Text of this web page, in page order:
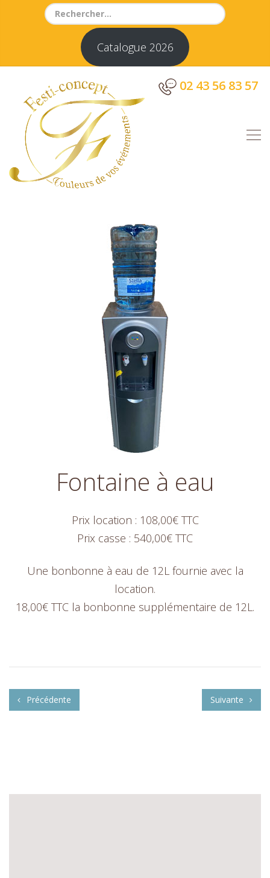
Search
Catalogue 2026
02 43 56 83 57
Fontaine à eau
Prix location : 108,00€ TTC
Prix casse : 540,00€ TTC
Une bonbonne à eau de 12L fournie avec la
location.
18,00€ TTC la bonbonne supplémentaire de 12L.
Précédente Suivante